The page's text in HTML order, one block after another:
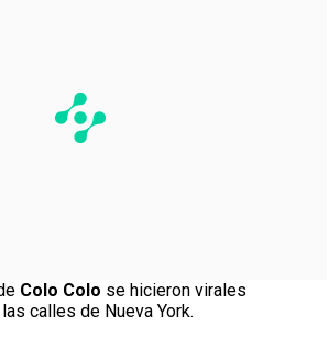
Colo Colo se hicieron virales
calles de Nueva York.